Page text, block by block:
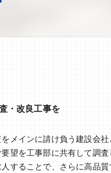
・改良工事を
メインに請け負う建設会
望を工事部に共有して調
することで、さらに高品